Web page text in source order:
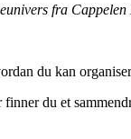
fra Cappelen
du kan
du et